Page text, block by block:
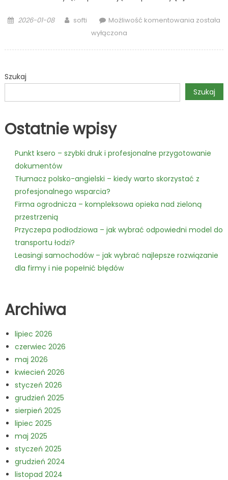
Posted
2026-01-08 Author
softi Możliwość komentowania Nowe
wyzwania
została
wyłączona
Szukaj
Szukaj
Ostatnie wpisy
Punkt ksero – szybki druk i profesjonalne przygotowanie
dokumentów
Tłumacz polsko-angielski – kiedy warto skorzystać z
profesjonalnego wsparcia?
Firma ogrodnicza – kompleksowa opieka nad zieloną
przestrzenią
Przyczepa podłodziowa – jak wybrać odpowiedni model do
transportu łodzi?
Leasingi samochodów – jak wybrać najlepsze rozwiązanie
dla firmy i nie popełnić błędów
Archiwa
lipiec 2026
czerwiec 2026
maj 2026
kwiecień 2026
styczeń 2026
grudzień 2025
sierpień 2025
lipiec 2025
maj 2025
styczeń 2025
grudzień 2024
listopad 2024